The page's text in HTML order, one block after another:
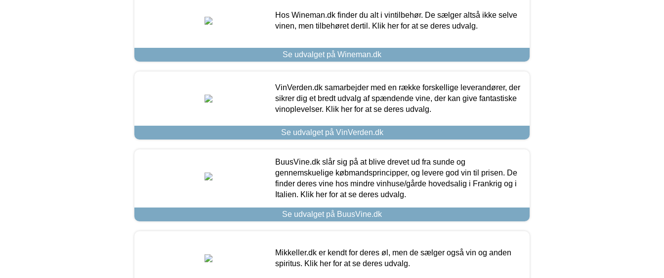
Hos Wineman.dk finder du alt i vintilbehør. De sælger altså ikke selve
vinen, men tilbehøret dertil. Klik her for at se deres udvalg.
Se udvalget på Wineman.dk
VinVerden.dk samarbejder med en række forskellige leverandører, der
sikrer dig et bredt udvalg af spændende vine, der kan give fantastiske
vinoplevelser. Klik her for at se deres udvalg.
Se udvalget på VinVerden.dk
BuusVine.dk slår sig på at blive drevet ud fra sunde og
gennemskuelige købmandsprincipper, og levere god vin til prisen. De
finder deres vine hos mindre vinhuse/gårde hovedsalig i Frankrig og i
Italien. Klik her for at se deres udvalg.
Se udvalget på BuusVine.dk
Mikkeller.dk er kendt for deres øl, men de sælger også vin og anden
spiritus. Klik her for at se deres udvalg.